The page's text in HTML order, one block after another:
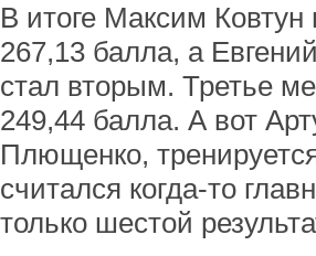
В итоге Максим Ковтун
267,13 балла, а
стал вторым. Третье
249,44 балла. А вот
Плющенко,
считался когда-то
только шестой